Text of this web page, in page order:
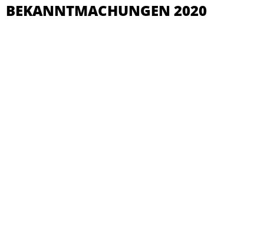
2020
BEKANNTMACHUNGEN 2020